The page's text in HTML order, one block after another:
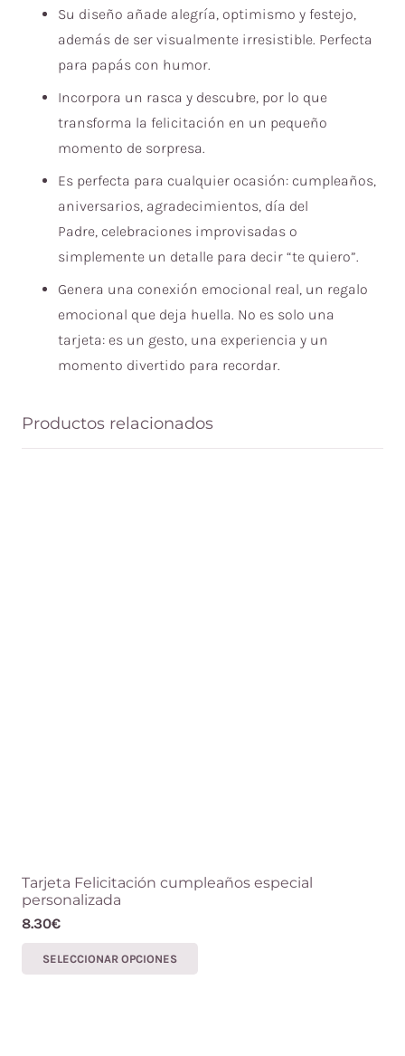
Su diseño añade alegría, optimismo y festejo,
además de ser visualmente irresistible. Perfecta
para papás con humor.
Incorpora un rasca y descubre, por lo que
transforma la felicitación en un pequeño
momento de sorpresa.
Es perfecta para cualquier ocasión: cumpleaños,
aniversarios, agradecimientos, día del
Padre, celebraciones improvisadas o
simplemente un detalle para decir “te quiero”.
Genera una conexión emocional real, un regalo
emocional que deja huella. No es solo una
tarjeta: es un gesto, una experiencia y un
momento divertido para recordar.
Productos relacionados
Tarjeta Felicitación cumpleaños especial
personalizada
8.30€
SELECCIONAR OPCIONES